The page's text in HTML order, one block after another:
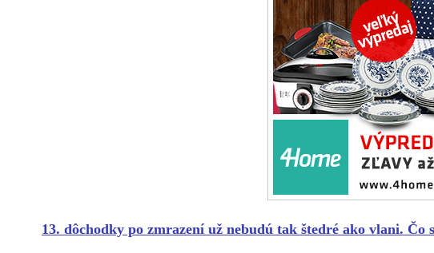
13. dôchodky po zmrazení už nebudú tak štedré ako vlani. Čo